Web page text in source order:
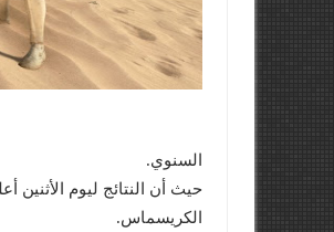
السنوي.
حيث أن النتائج ليوم الأثنين
الكريسماس.